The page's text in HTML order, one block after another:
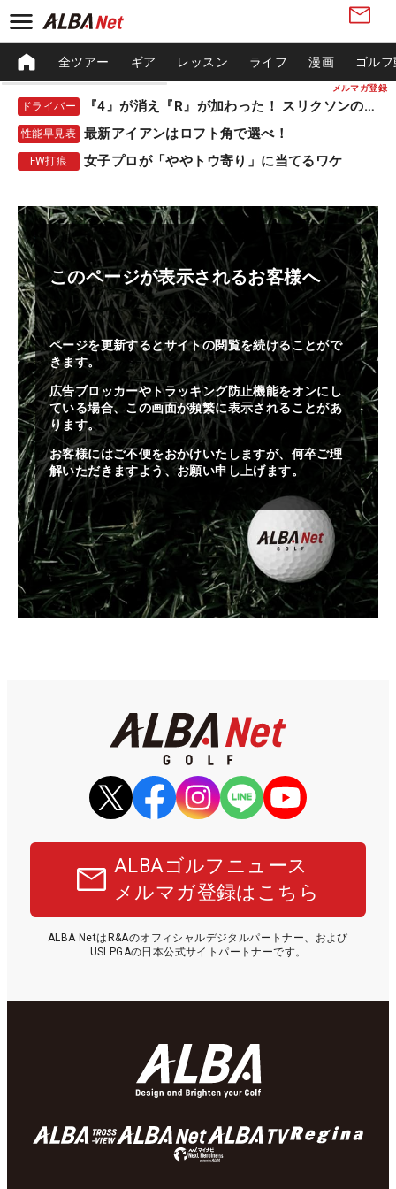
メルマガ登録
全ツアー ギア レッスン ライフ 漫画 ゴル
ドライバー 『4』が消え『R』が加わった！ スリクソンの新作
性能早見表 最新アイアンはロフト角で選べ！
FW打痕 女子プロが「ややトウ寄り」に当てるワケ
このページが表示されるお客様へ
ページを更新するとサイトの閲覧を続けることがで
きます。
広告ブロッカーやトラッキング防止機能をオンにし
ている場合、この画面が頻繁に表示されることがあ
ります。
お客様にはご不便をおかけいたしますが、何卒ご理
解いただきますよう、お願い申し上げます。
ALBAゴルフニュース
メルマガ登録はこちら
ALBA NetはR&Aのオフィシャルデジタルパートナー、および
USLPGAの日本公式サイトパートナーです。